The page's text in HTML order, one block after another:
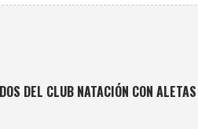
DEL CLUB NATACIÓN CON